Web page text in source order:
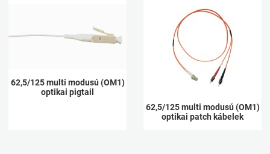
62,5/125 multi modusú (OM1)
optikai pigtail
62,5/125 multi modusú (OM1)
optikai patch kábelek